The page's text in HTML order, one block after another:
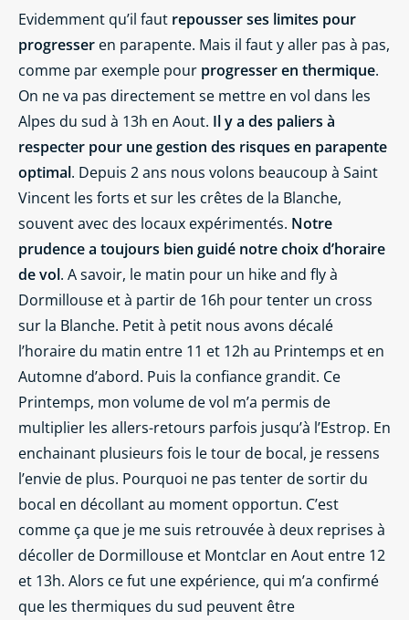
Evidemment qu’il faut repousser ses limites pour
progresser en parapente. Mais il faut y aller pas à pas,
comme par exemple pour progresser en thermique.
On ne va pas directement se mettre en vol dans les
Alpes du sud à 13h en Aout. Il y a des paliers à
respecter pour une gestion des risques en parapente
optimal. Depuis 2 ans nous volons beaucoup à Saint
Vincent les forts et sur les crêtes de la Blanche,
souvent avec des locaux expérimentés. Notre
prudence a toujours bien guidé notre choix d’horaire
de vol. A savoir, le matin pour un hike and fly à
Dormillouse et à partir de 16h pour tenter un cross
sur la Blanche. Petit à petit nous avons décalé
l’horaire du matin entre 11 et 12h au Printemps et en
Automne d’abord. Puis la confiance grandit. Ce
Printemps, mon volume de vol m’a permis de
multiplier les allers-retours parfois jusqu’à l’Estrop. En
enchainant plusieurs fois le tour de bocal, je ressens
l’envie de plus. Pourquoi ne pas tenter de sortir du
bocal en décollant au moment opportun. C’est
comme ça que je me suis retrouvée à deux reprises à
décoller de Dormillouse et Montclar en Aout entre 12
et 13h. Alors ce fut une expérience, qui m’a confirmé
que les thermiques du sud peuvent être